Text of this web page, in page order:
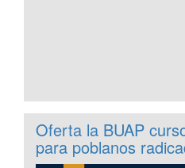
Oferta la BUAP
para poblanos